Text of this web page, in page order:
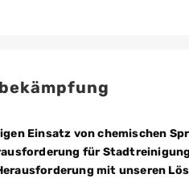
Einsatz von chemischen
für
mit unseren